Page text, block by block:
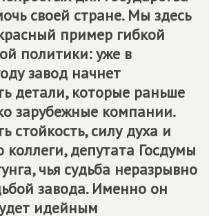
своей стране. Мы здесь
пример гибкой
политики: уже в
завод начнет
детали, которые раньше
зарубежные компании.
стойкость, силу духа и
коллеги, депутата Госдумы
чья судьба неразрывно
завода. Именно он
идейным